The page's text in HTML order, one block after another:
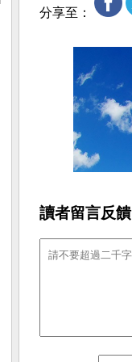
分享至：
讀者留言反